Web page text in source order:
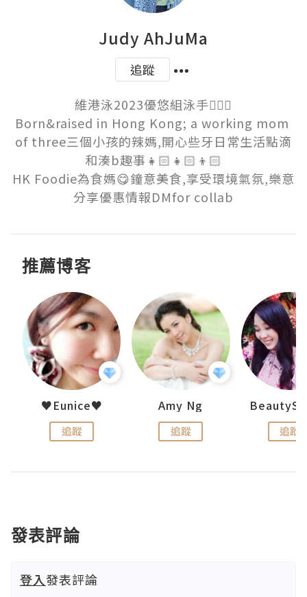
Judy AhJuMa
追蹤
維港泳2023優悠組泳手🏊🏻‍♀️
Born&raised in Hong Kong; a working mom
of three三個小孩的辣媽,開心些牙日常生活點滴
和湊b趣事👧🏻👧🏻👦🏻
HK Foodie為食媽😋鐘意美食,享受環境氣氛,樂意
分享優惠情報DMfor collab
推薦博客
♥Eunice♥
追蹤
Amy Ng
追蹤 追蹤
發表評論
登入發表評論